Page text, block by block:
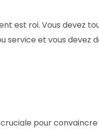
est roi. Vous devez
service et vous devez
pour